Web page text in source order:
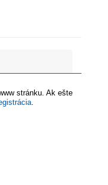
stránku. Ak ešte